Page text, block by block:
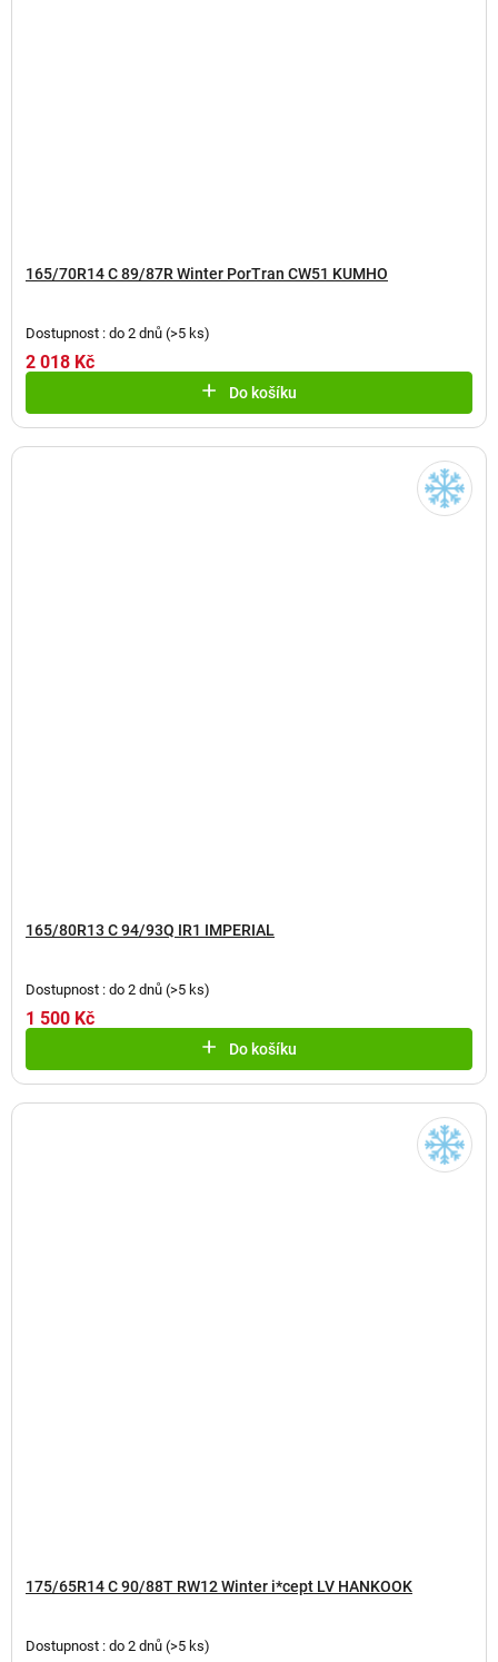
165/70R14 C 89/87R Winter PorTran CW51 KUMHO
Dostupnost : do 2 dnů (>5 ks)
2 018 Kč
Do košíku
165/80R13 C 94/93Q IR1 IMPERIAL
Dostupnost : do 2 dnů (>5 ks)
1 500 Kč
Do košíku
175/65R14 C 90/88T RW12 Winter i*cept LV HANKOOK
Dostupnost : do 2 dnů (>5 ks)